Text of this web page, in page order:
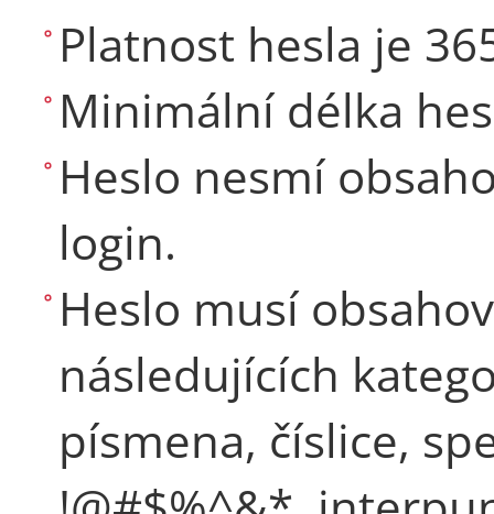
Platnost hesla je
Minimální délka
Heslo nesmí
login.
Heslo musí
následujících
písmena, číslice,